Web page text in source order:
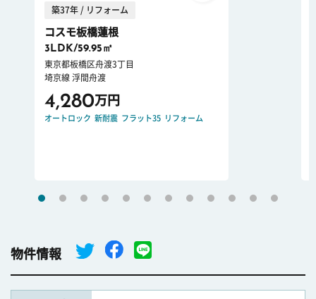
築37年 / リフォーム
コスモ板橋蓮根
3LDK/59.95㎡
東京都板橋区舟渡3丁目
埼京線 浮間舟渡
4,280万円
オートロック 新耐震 フラット35 リフォーム
物件情報